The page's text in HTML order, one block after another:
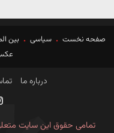
صفحه نخست سیاسی بین
درباره ما
تمامی حقوق این سایت